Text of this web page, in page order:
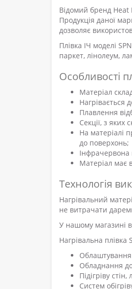
Відомий бренд Heat
Продукція даної
дозволяє
Плівка ІЧ моделі
паркет, лінолеум,
Особливості
Матеріал
Нагрівається
Плавлення
Секції, з яких
На матеріалі
до поверхонь;
Інфрачервона
Матеріал має
Технологія
Нагрівальний
не витрачати
У нашому магазині
Нагрівальна плівка
Облаштування
Обладнання
Підігріву
Систем